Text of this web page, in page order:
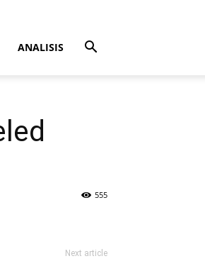
ANALISIS
555
Next article